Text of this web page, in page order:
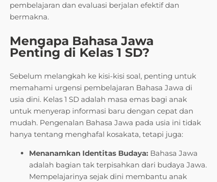
pembelajaran dan evaluasi berjalan efektif dan
bermakna.
Mengapa Bahasa Jawa
Penting di Kelas 1 SD?
Sebelum melangkah ke kisi-kisi soal, penting untuk
memahami urgensi pembelajaran Bahasa Jawa di
usia dini. Kelas 1 SD adalah masa emas bagi anak
untuk menyerap informasi baru dengan cepat dan
mudah. Pengenalan Bahasa Jawa pada usia ini tidak
hanya tentang menghafal kosakata, tetapi juga:
Menanamkan Identitas Budaya: Bahasa Jawa
adalah bagian tak terpisahkan dari budaya Jawa.
Mempelajarinya sejak dini membantu anak